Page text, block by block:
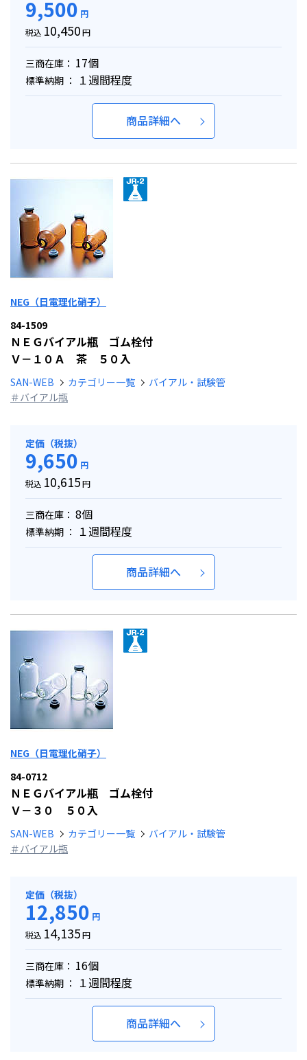
9,500 円
税込 10,450円
三商在庫： 17個
標準納期 ： １週間程度
商品詳細へ
NEG（日電理化硝子）
84-1509
ＮＥＧバイアル瓶 ゴム栓付
Ｖ－１０Ａ 茶 ５０入
SAN-WEB カテゴリー一覧
バイアル・試験管
＃バイアル瓶
定価（税抜）
9,650 円
税込 10,615円
三商在庫： 8個
標準納期 ： １週間程度
商品詳細へ
NEG（日電理化硝子）
84-0712
ＮＥＧバイアル瓶 ゴム栓付
Ｖ－３０ ５０入
SAN-WEB カテゴリー一覧
バイアル・試験管
＃バイアル瓶
定価（税抜）
12,850 円
税込 14,135円
三商在庫： 16個
標準納期 ： １週間程度
商品詳細へ